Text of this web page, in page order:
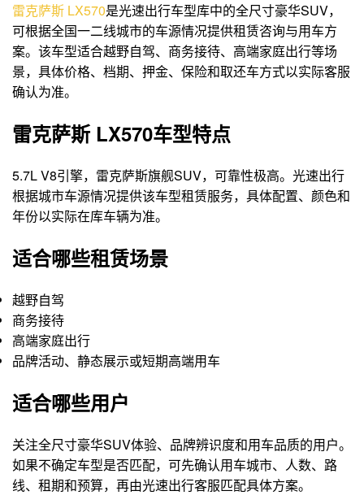
雷克萨斯 LX570是光速出行车型库中的全尺寸豪华SUV，
可根据全国一二线城市的车源情况提供租赁咨询与用车方
案。该车型适合越野自驾、商务接待、高端家庭出行等场
景，具体价格、档期、押金、保险和取还车方式以实际客服
确认为准。
雷克萨斯 LX570车型特点
5.7L V8引擎，雷克萨斯旗舰SUV，可靠性极高。光速出行
根据城市车源情况提供该车型租赁服务，具体配置、颜色和
年份以实际在库车辆为准。
适合哪些租赁场景
越野自驾
商务接待
高端家庭出行
品牌活动、静态展示或短期高端用车
适合哪些用户
关注全尺寸豪华SUV体验、品牌辨识度和用车品质的用户。
如果不确定车型是否匹配，可先确认用车城市、人数、路
线、租期和预算，再由光速出行客服匹配具体方案。